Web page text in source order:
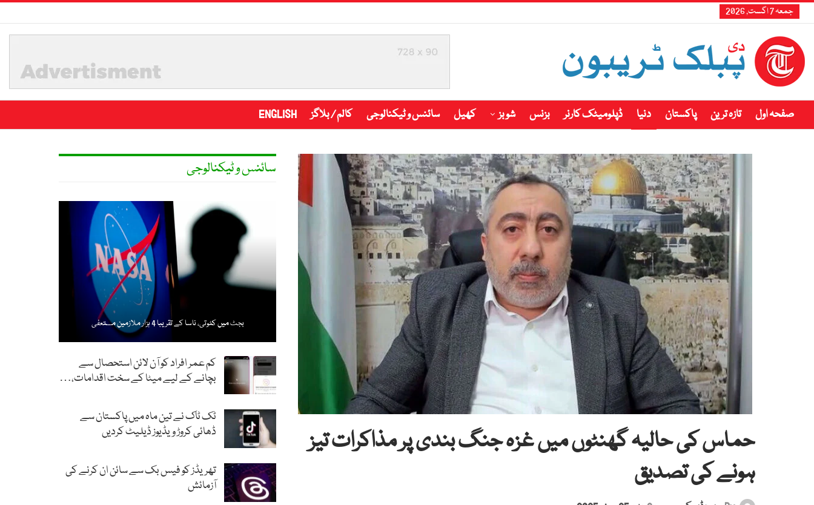
جمعہ 7 اگست, 2026
صفحہ اول تازہ ترین پاکستان دنیا ڈپلومیٹک کارنر بزنس شوبز کھیل سائنس و ٹیکنالوجی کالم / بلاگز ENGLISH
حماس کی حالیہ گھنٹوں میں غزہ جنگ بندی پر مذاکرات تیز
ہونے کی تصدیق
سائنس و ٹیکنالوجی
بجٹ میں کٹوتی، ناسا کے تقریبا 4 ہزار ملازمین مستعفی
کم عمر افراد کو آن لائن استحصال سے
بچانے کے لیے میٹا کے سخت اقدامات،…
ٹک ٹاک نے تین ماہ میں پاکستان سے
ڈھائی کروڑ ویڈیوز ڈیلیٹ کردیں
تھریڈز کو فیس بک سے سائن ان کرنے کی
آزمائش